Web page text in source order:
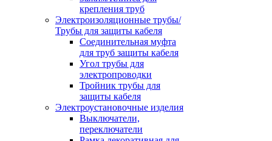
крепления труб
Электроизоляционные трубы/
Трубы для защиты кабеля
Соединительная муфта
для труб защиты кабеля
Угол трубы для
электропроводки
Тройник трубы для
защиты кабеля
Электроустановочные изделия
Выключатели,
переключатели